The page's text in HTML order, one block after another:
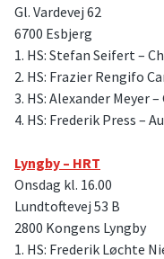
Gl. Vardevej 62
6700 Esbjerg
1. HS: Stefan Seifert –
2. HS: Frazier Rengifo
3. HS: Alexander Meyer
4. HS: Frederik Press –
Lyngby – HRT
Onsdag kl. 16.00
Lundtoftevej 53 B
2800 Kongens Lyngby
1. HS: Frederik Løchte